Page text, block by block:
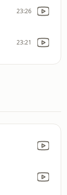
23:26
23:21